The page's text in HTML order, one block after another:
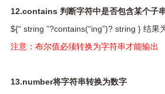
12.contains 判断字符中是否包含某个子
${“ string ”?contains(“ing”)? string } 结果
注意：布尔值必须转换为字符串才能输出
13.number将字符串转换为数字